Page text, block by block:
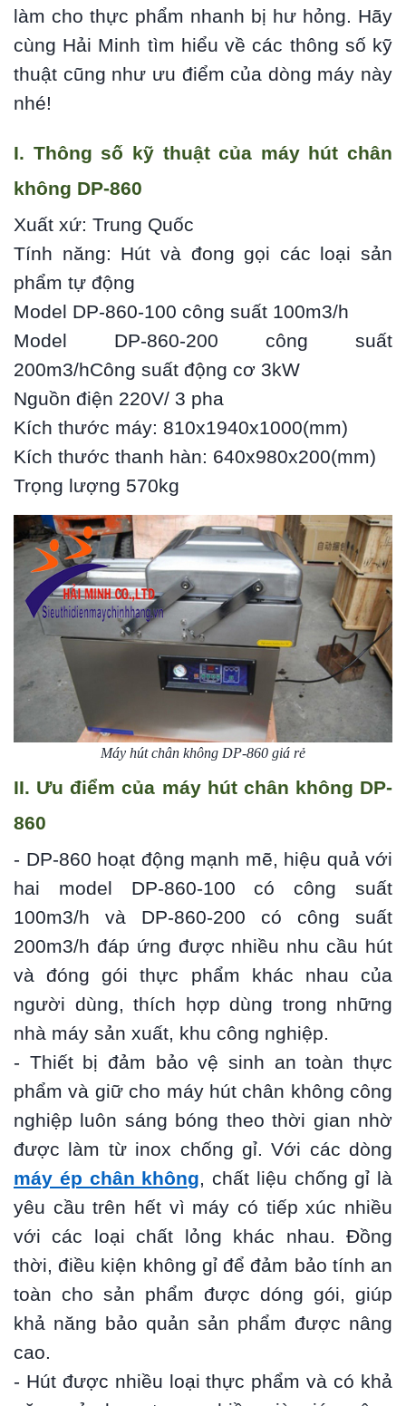
làm cho thực phẩm nhanh bị hư hỏng. Hãy
cùng Hải Minh tìm hiểu về các thông số kỹ
thuật cũng như ưu điểm của dòng máy này
nhé!
I. Thông số kỹ thuật của máy hút chân
không DP-860
Xuất xứ: Trung Quốc
Tính năng: Hút và đong gọi các loại sản
phẩm tự động
Model DP-860-100 công suất 100m3/h
Model DP-860-200 công suất
200m3/hCông suất động cơ 3kW
Nguồn điện 220V/ 3 pha
Kích thước máy: 810x1940x1000(mm)
Kích thước thanh hàn: 640x980x200(mm)
Trọng lượng 570kg
Máy hút chân không DP-860 giá rẻ
II. Ưu điểm của máy hút chân không DP-
860
- DP-860 hoạt động mạnh mẽ, hiệu quả với
hai model DP-860-100 có công suất
100m3/h và DP-860-200 có công suất
200m3/h đáp ứng được nhiều nhu cầu hút
và đóng gói thực phẩm khác nhau của
người dùng, thích hợp dùng trong những
nhà máy sản xuất, khu công nghiệp.
- Thiết bị đảm bảo vệ sinh an toàn thực
phẩm và giữ cho máy hút chân không công
nghiệp luôn sáng bóng theo thời gian nhờ
được làm từ inox chống gỉ. Với các dòng
máy ép chân không, chất liệu chống gỉ là
yêu cầu trên hết vì máy có tiếp xúc nhiều
với các loại chất lỏng khác nhau. Đồng
thời, điều kiện không gỉ để đảm bảo tính an
toàn cho sản phẩm được dóng gói, giúp
khả năng bảo quản sản phẩm được nâng
cao.
- Hút được nhiều loại thực phẩm và có khả